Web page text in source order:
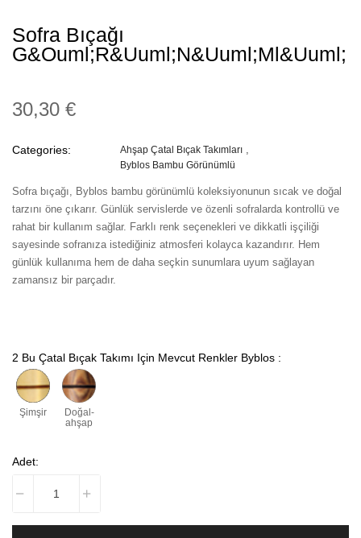
Sofra Bıçağı
G&ouml;r&uuml;n&uuml;ml&uuml;
30,30 €
Categories:
Ahşap Çatal Bıçak Takımları
Byblos Bambu Görünümlü
Sofra bıçağı, Byblos bambu görünümlü koleksiyonunun sıcak ve doğal
tarzını öne çıkarır. Günlük servislerde ve özenli sofralarda kontrollü ve
rahat bir kullanım sağlar. Farklı renk seçenekleri ve dikkatli işçiliği
sayesinde sofranıza istediğiniz atmosferi kolayca kazandırır. Hem
günlük kullanıma hem de daha seçkin sunumlara uyum sağlayan
zamansız bir parçadır.
2 Bu Çatal Bıçak Takımı Için Mevcut Renkler Byblos :
Şimşir
Doğal-
ahşap
Adet: